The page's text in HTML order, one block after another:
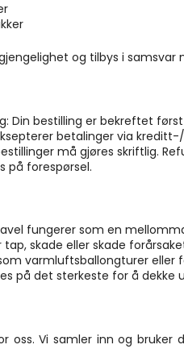
og tilbys i samsvar
Din bestilling er bekreftet
betalinger via
må gjøres skriftlig.
på forespørsel.
fungerer som en
tap, skade eller skade
varmluftsballongturer
på det sterkeste for å
oss. Vi samler inn og